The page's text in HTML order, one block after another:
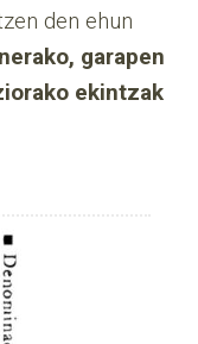
den ehun
garapen
ekintzak